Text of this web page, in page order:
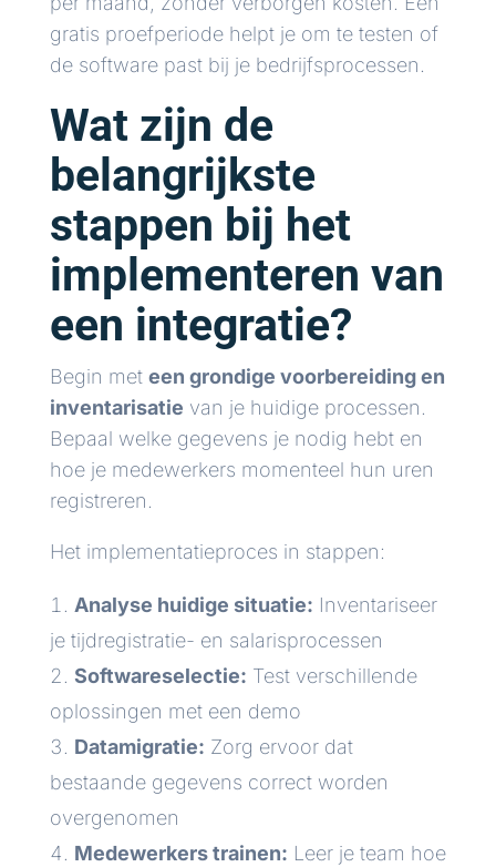
gratis proefperiode helpt je om te testen of
de software past bij je bedrijfsprocessen.
Wat zijn de
belangrijkste
stappen bij het
implementeren van
een integratie?
Begin met een grondige voorbereiding en
inventarisatie van je huidige processen.
Bepaal welke gegevens je nodig hebt en
hoe je medewerkers momenteel hun uren
registreren.
Het implementatieproces in stappen:
Analyse huidige situatie: Inventariseer
je tijdregistratie- en salarisprocessen
Softwareselectie: Test verschillende
oplossingen met een demo
Datamigratie: Zorg ervoor dat
bestaande gegevens correct worden
overgenomen
Medewerkers trainen: Leer je team hoe